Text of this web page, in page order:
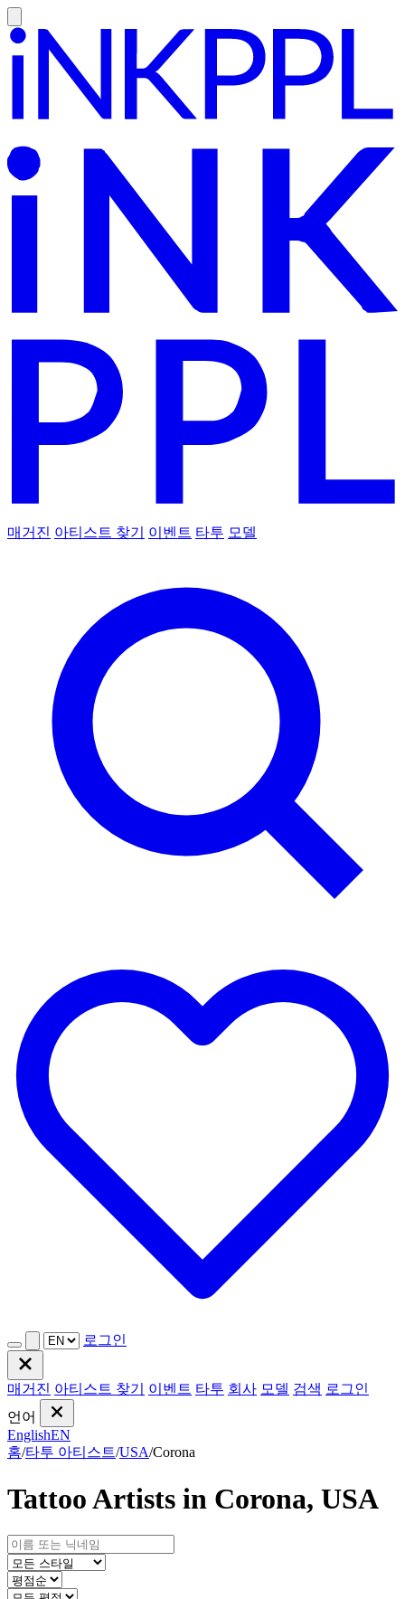
매거진 아티스트 찾기 이벤트 타투 모델
로그인
매거진 아티스트 찾기 이벤트 타투 회사 모델 검색 로그인
언어
EnglishEN
홈/타투 아티스트/USA/Corona
Tattoo Artists in Corona, USA